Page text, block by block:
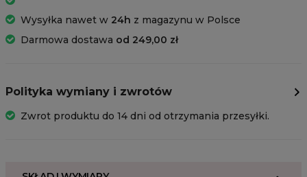
Wysyłka nawet w 24h z magazynu w Polsce
Darmowa dostawa od 249,00 zł
Polityka wymiany i zwrotów
Zwrot produktu do 14 dni od otrzymania przesyłki.